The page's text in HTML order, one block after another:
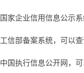
国家企业信用信息公示
工信部备案系统，可以
中国执行信息公开网，